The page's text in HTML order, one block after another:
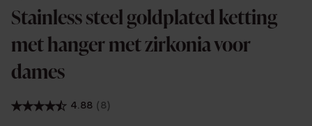
Stainless steel goldplated ketting
met hanger met zirkonia voor
dames
4.88 (8)